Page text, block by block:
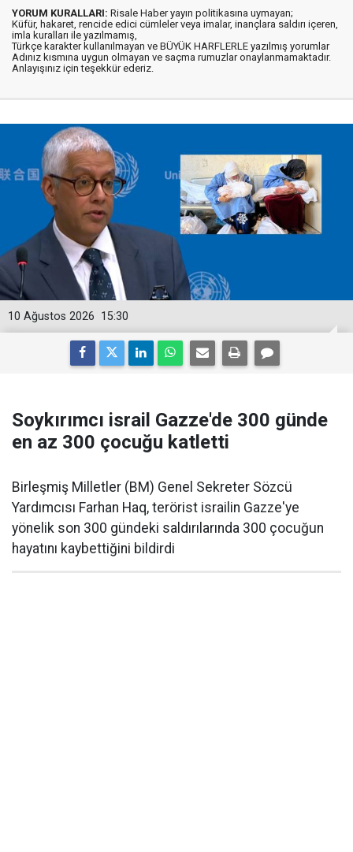
YORUM KURALLARI: Risale Haber yayın politikasına uymayan;
Küfür, hakaret, rencide edici cümleler veya imalar, inançlara saldırı içeren,
imla kuralları ile yazılmamış,
Türkçe karakter kullanılmayan ve BÜYÜK HARFLERLE yazılmış yorumlar
Adınız kısmına uygun olmayan ve saçma rumuzlar onaylanmamaktadır.
Anlayışınız için teşekkür ederiz.
15:30
10 Ağustos 2026
Soykırımcı israil Gazze'de 300 günde
en az 300 çocuğu katletti
Birleşmiş Milletler (BM) Genel Sekreter Sözcü
Yardımcısı Farhan Haq, terörist israilin Gazze'ye
yönelik son 300 gündeki saldırılarında 300 çocuğun
hayatını kaybettiğini bildirdi